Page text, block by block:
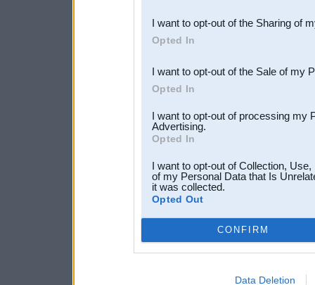
Downstream Participants
third parties.
I want to opt-out of the Sharing of
Opted In
I want to opt-out of the Sale of my
Opted In
I want to opt-out of processing my
Advertising.
Opted In
I want to opt-out of Collection,
of my Personal Data that Is
it was collected.
Opted Out
CONFIRM
Data Deletion